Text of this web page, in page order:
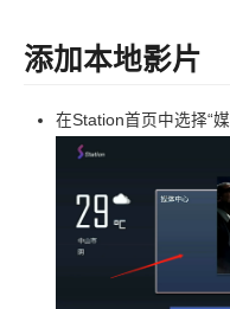
添加本地影片
在Station首页中选择“